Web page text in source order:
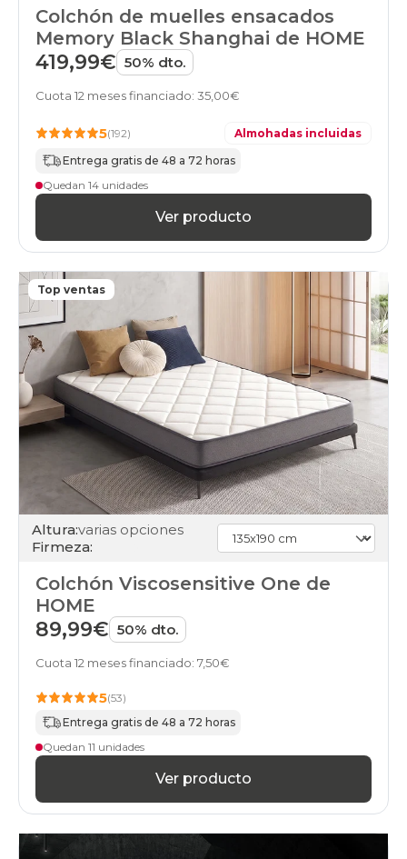
17
colchones
21
colchones
colchones
23
24
colchones
25
colchones
colchones
29
colchones
30
colchones
31
colchones
32
colchones
33
colchones
firmeza-
firme
colchones
firmeza-
firmeza-
suave
colchones
ensacados
colchones
viscoelasticos
Colchón de muelles ensacados
Memory Black Shanghai de HOME
419,99€ 50% dto.
Cuota 12 meses financiado: 35,00€
5(192) Almohadas incluidas
Entrega gratis de 48 a 72 horas
Quedan 14 unidades
Ver producto
Top ventas
Altura:varias opciones
Firmeza:
Colchón Viscosensitive One de
HOME
89,99€ 50% dto.
Cuota 12 meses financiado: 7,50€
5(53)
Entrega gratis de 48 a 72 horas
Quedan 11 unidades
Ver producto